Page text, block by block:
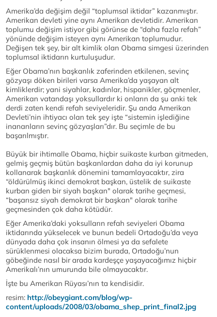
Amerika’da değişim değil “toplumsal iktidar” kazanmıştır.
Amerikan devleti yine aynı Amerikan devletidir. Amerikan
toplumu değişim istiyor gibi görünse de “daha fazla refah”
yönünde değişim isteyen aynı Amerikan toplumudur.
Değişen tek şey, bir alt kimlik olan Obama simgesi üzerinden
toplumsal iktidarın kurtuluşudur.
Eğer Obama’nın başkanlık zaferinden etkilenen, sevinç
gözyaşı döken birileri varsa Amerika’da yaşayan alt
kimliklerdir; yani siyahlar, kadınlar, hispanikler, göçmenler,
Amerikan vatandaşı yoksullardır ki onların da şu anki tek
derdi zaten kendi refah seviyeleridir. Şu anda Amerikan
Devleti’nin ihtiyacı olan tek şey işte “sistemin işlediğine
inananların sevinç gözyaşları”dır. Bu seçimle de bu
başarılmıştır.
Büyük bir ihtimalle Obama, hiçbir suikaste kurban gitmeden,
gelmiş geçmiş bütün başkanlardan daha da iyi korunup
kollanarak başkanlık dönemini tamamlayacaktır, zira
“öldürülmüş ikinci demokrat başkan, üstelik de suikaste
kurban giden bir siyah başkan" olarak tarihe geçmesi,
“başarısız siyah demokrat bir başkan" olarak tarihe
geçmesinden çok daha kötüdür.
Eğer Amerika’daki yoksulların refah seviyeleri Obama
iktidarında yükselecek ve bunun bedeli Ortadoğu’da veya
dünyada daha çok insanın ölmesi ya da sefalete
sürüklenmesi olacaksa bizim burada, Ortadoğu’nun
göbeğinde nasıl bir arada kardeşçe yaşayacağımız hiçbir
Amerikalı’nın umurunda bile olmayacaktır.
İşte bu Amerikan Rüyası’nın ta kendisidir.
resim: http://obeygiant.com/blog/wp-
content/uploads/2008/03/obama_shep_print_final2.jpg